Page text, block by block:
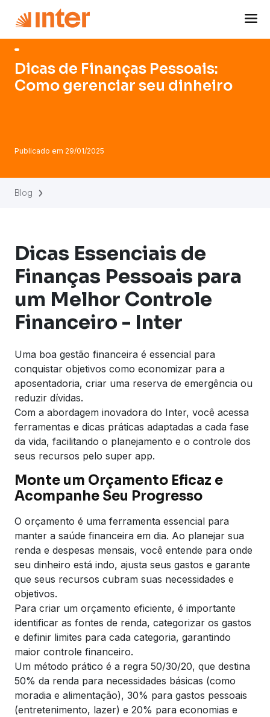
Dicas de Finanças Pessoais:
Como gerenciar seu dinheiro
Publicado em 29/01/2025
Blog
Dicas Essenciais de
Finanças Pessoais para
um Melhor Controle
Financeiro - Inter
Uma boa gestão financeira é essencial para
conquistar objetivos como economizar para a
aposentadoria, criar uma reserva de emergência ou
reduzir dívidas.
Com a abordagem inovadora do Inter, você acessa
ferramentas e dicas práticas adaptadas a cada fase
da vida, facilitando o planejamento e o controle dos
seus recursos pelo super app.
Monte um Orçamento Eficaz e
Acompanhe Seu Progresso
O orçamento é uma ferramenta essencial para
manter a saúde financeira em dia. Ao planejar sua
renda e despesas mensais, você entende para onde
seu dinheiro está indo, ajusta seus gastos e garante
que seus recursos cubram suas necessidades e
objetivos.
Para criar um orçamento eficiente, é importante
identificar as fontes de renda, categorizar os gastos
e definir limites para cada categoria, garantindo
maior controle financeiro.
Um método prático é a regra 50/30/20, que destina
50% da renda para necessidades básicas (como
moradia e alimentação), 30% para gastos pessoais
(entretenimento, lazer) e 20% para economias e
Navigated to Dicas de Finanças Pessoais: Como gerenciar